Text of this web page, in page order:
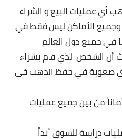
أي عمليات البيع و الشراء
الأماكن ليس فقط في
في جميع دول العالم
الشخص الذي قام بشراء
صعوبة في حفظ الذهب في
من بين جميع عمليات
دراسة للسوق أبداً